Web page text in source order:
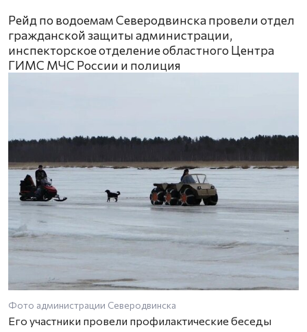
Рейд по водоемам Северодвинска провели отдел
гражданской защиты администрации,
инспекторское отделение областного Центра
ГИМС МЧС России и полиция
Фото администрации Северодвинска
Его участники провели профилактические беседы